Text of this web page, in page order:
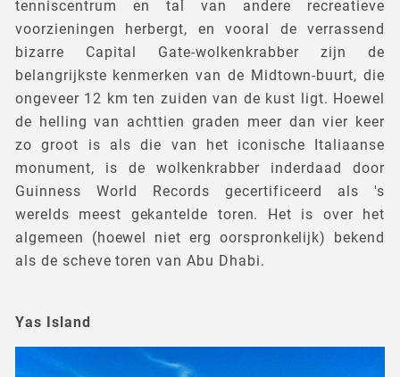
tenniscentrum en tal van andere recreatieve
voorzieningen herbergt, en vooral de verrassend
bizarre Capital Gate-wolkenkrabber zijn de
belangrijkste kenmerken van de Midtown-buurt, die
ongeveer 12 km ten zuiden van de kust ligt. Hoewel
de helling van achttien graden meer dan vier keer
zo groot is als die van het iconische Italiaanse
monument, is de wolkenkrabber inderdaad door
Guinness World Records gecertificeerd als 's
werelds meest gekantelde toren. Het is over het
algemeen (hoewel niet erg oorspronkelijk) bekend
als de scheve toren van Abu Dhabi.
Yas Island